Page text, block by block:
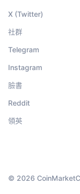
X (Twitter)
社群
Telegram
Instagram
臉書
Reddit
領英
© 2026